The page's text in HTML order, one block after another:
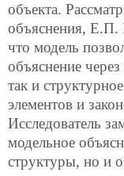
объекта.
объяснения, Е.П.
что модель
объяснение
так и
элементов и
Исследователь
модельное
структуры, но и